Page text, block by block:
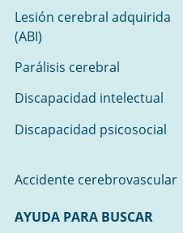
Lesión cerebral adquirida
(ABI)
Parálisis cerebral
Discapacidad intelectual
Discapacidad psicosocial
Accidente cerebrovascular
AYUDA PARA BUSCAR